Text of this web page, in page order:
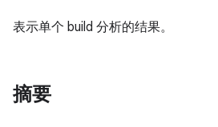
表示单个 build 分析的结果。
摘要